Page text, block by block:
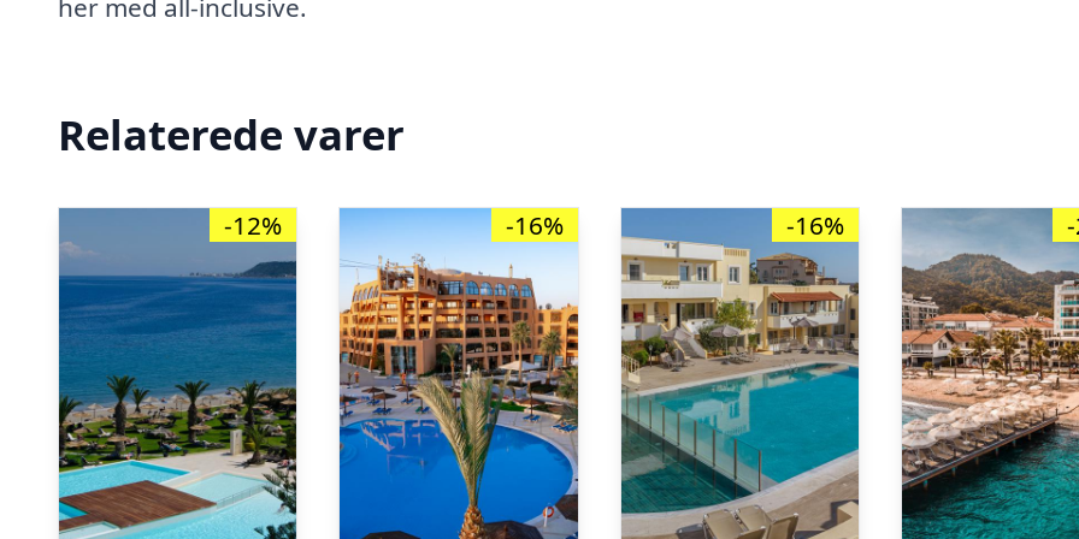
her med all-inclusive.
Relaterede varer
-12% -16% -16%